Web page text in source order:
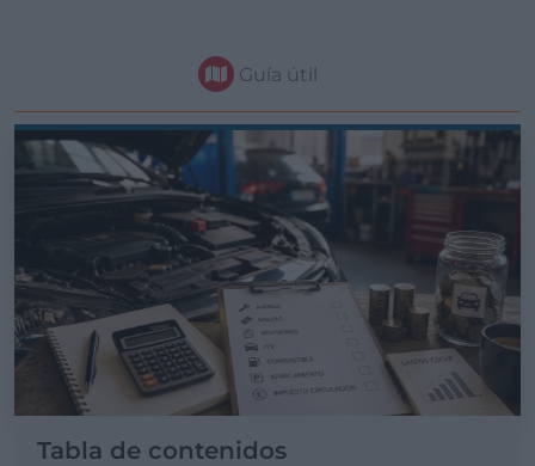
Guía útil
Tabla de contenidos